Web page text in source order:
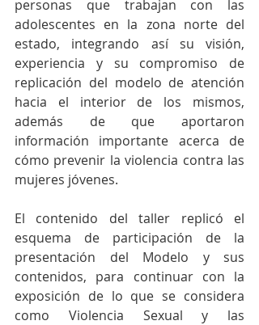
personas que trabajan con las
adolescentes en la zona norte del
estado, integrando así su visión,
experiencia y su compromiso de
replicación del modelo de atención
hacia el interior de los mismos,
además de que aportaron
información importante acerca de
cómo prevenir la violencia contra las
mujeres jóvenes.
El contenido del taller replicó el
esquema de participación de la
presentación del Modelo y sus
contenidos, para continuar con la
exposición de lo que se considera
como Violencia Sexual y las